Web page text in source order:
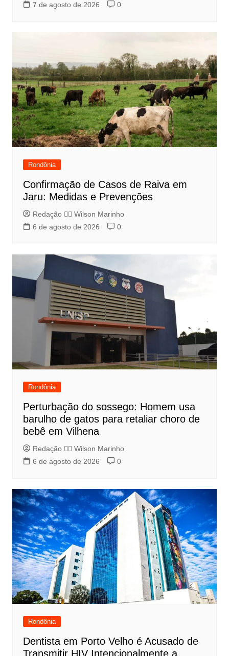
7 de agosto de 2026
0
Rondônia
Confirmação de Casos de Raiva em
Jaru: Medidas e Prevenções
Redação 👨‍⚖️​ Wilson Marinho
6 de agosto de 2026
0
Rondônia
Perturbação do sossego: Homem usa
barulho de gatos para retaliar choro de
bebê em Vilhena
Redação 👨‍⚖️​ Wilson Marinho
6 de agosto de 2026
0
Rondônia
Dentista em Porto Velho é Acusado de
Transmitir HIV Intencionalmente a